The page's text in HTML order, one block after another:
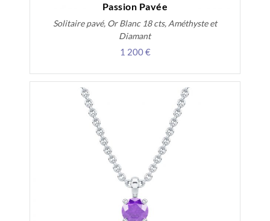
Passion Pavée
Solitaire pavé, Or Blanc 18 cts, Améthyste et
Diamant
1 200 €